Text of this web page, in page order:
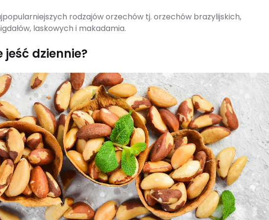
rodzajów orzechów tj. orzechów brazylijskich,
laskowych i makadamia.
dziennie?